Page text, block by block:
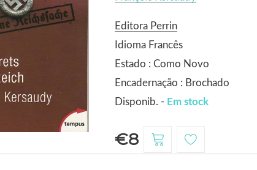
Editora Perrin
Idioma Francês
Estado : Como Novo
Encadernação : Brochado
Disponib. - Em stock
€8